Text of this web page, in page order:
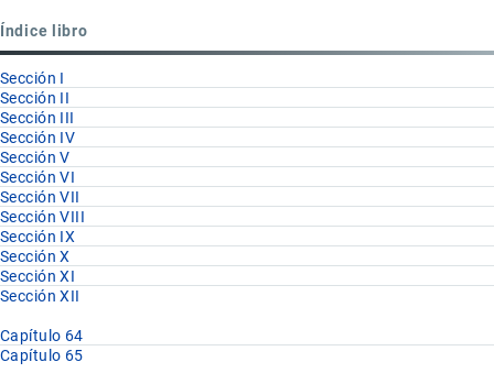
65.06
Índice libro
Sección I
Sección II
Sección III
Sección IV
Sección V
Sección VI
Sección VII
Sección VIII
Sección IX
Sección X
Sección XI
Sección XII
Capítulo 64
Capítulo 65